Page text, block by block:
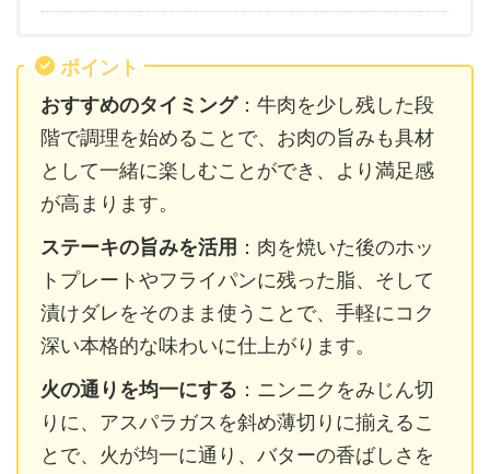
ポイント
おすすめのタイミング：牛肉を少し残した段
階で調理を始めることで、お肉の旨みも具材
として一緒に楽しむことができ、より満足感
が高まります。
ステーキの旨みを活用 ：肉を焼いた後のホッ
トプレートやフライパンに残った脂、そして
漬けダレをそのまま使うことで、手軽にコク
深い本格的な味わいに仕上がります。
火の通りを均一にする ：ニンニクをみじん切
りに、アスパラガスを斜め薄切りに揃えるこ
とで、火が均一に通り、バターの香ばしさを